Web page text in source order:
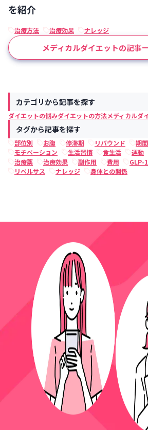
を紹介
治療方法 治療効果 ナレッジ
メディカルダイエットの記事
カテゴリから記事を探す
ダイエットの悩みダイエットの方法メディカルダ
タグから記事を探す
部位別 お腹 停滞期 リバウンド 期間
モチベーション
生活習慣 食生活 運動
治療薬
治療効果 副作用 費用 GLP-1
リベルサス
ナレッジ 身体との関係